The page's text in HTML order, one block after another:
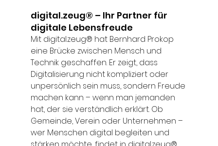
digital.zeug® – Ihr Partner für
digitale Lebensfreude
Mit digital.zeug® hat Bernhard Prokop
eine Brücke zwischen Mensch und
Technik geschaffen. Er zeigt, dass
Digitalisierung nicht kompliziert oder
unpersönlich sein muss, sondern Freude
machen kann – wenn man jemanden
hat, der sie verständlich erklärt. Ob
Gemeinde, Verein oder Unternehmen –
wer Menschen digital begleiten und